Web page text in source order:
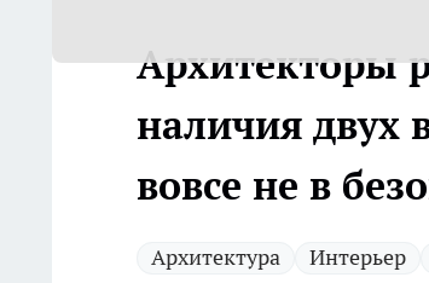
Архитекторы
наличия двух
вовсе не в
Архитектура Интерьер